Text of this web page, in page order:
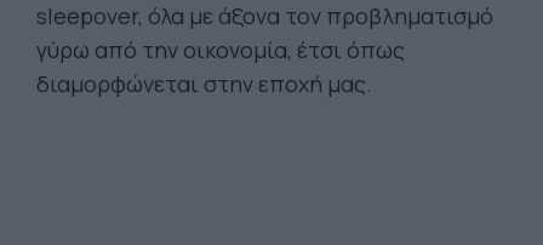
sleepover, όλα με άξονα τον προβληματισμό
γύρω από την οικονομία, έτσι όπως
διαμορφώνεται στην εποχή μας.